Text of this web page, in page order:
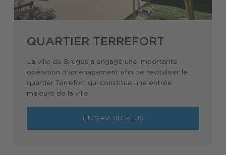
QUARTIER TERREFORT
La ville de Bruges a engagé une importante
opération d’aménagement afin de revitaliser le
quartier Terrefort qui constitue une entrée
majeure de la ville.
EN SAVOIR PLUS